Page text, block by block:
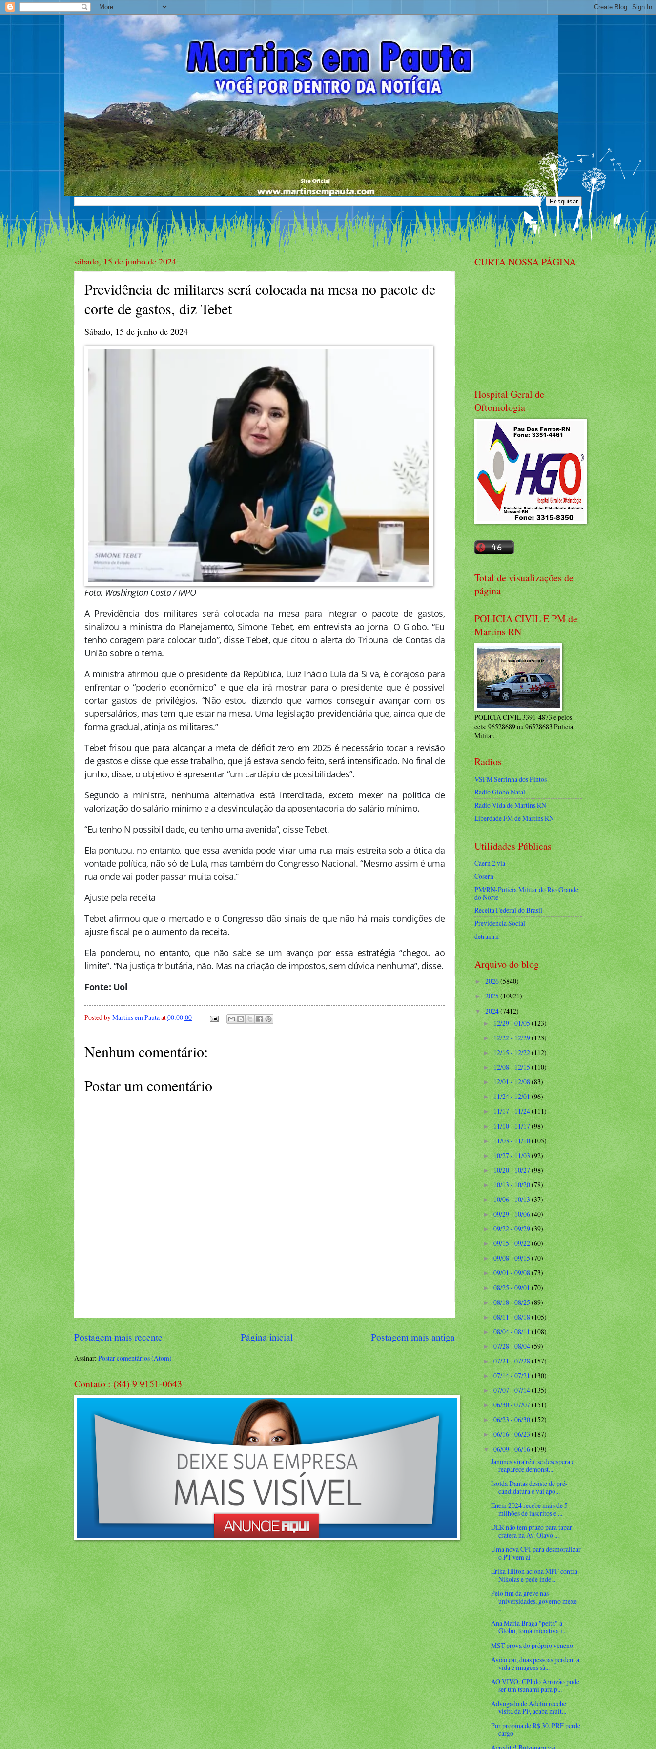
sábado, 15 de junho de 2024
Previdência de militares será colocada na mesa no pacote de
corte de gastos, diz Tebet
Sábado, 15 de junho de 2024
Foto: Washington Costa / MPO
A Previdência dos militares será colocada na mesa para integrar o pacote de gastos,
sinalizou a ministra do Planejamento, Simone Tebet, em entrevista ao jornal O Globo. “Eu
tenho coragem para colocar tudo”, disse Tebet, que citou o alerta do Tribunal de Contas da
União sobre o tema.
A ministra afirmou que o presidente da República, Luiz Inácio Lula da Silva, é corajoso para
enfrentar o “poderio econômico” e que ela irá mostrar para o presidente que é possível
cortar gastos de privilégios. “Não estou dizendo que vamos conseguir avançar com os
supersalários, mas tem que estar na mesa. Uma legislação previdenciária que, ainda que de
forma gradual, atinja os militares.”
Tebet frisou que para alcançar a meta de déficit zero em 2025 é necessário tocar a revisão
de gastos e disse que esse trabalho, que já estava sendo feito, será intensificado. No final de
junho, disse, o objetivo é apresentar “um cardápio de possibilidades”.
Segundo a ministra, nenhuma alternativa está interditada, exceto mexer na política de
valorização do salário mínimo e a desvinculação da aposentadoria do salário mínimo.
“Eu tenho N possibilidade, eu tenho uma avenida”, disse Tebet.
Ela pontuou, no entanto, que essa avenida pode virar uma rua mais estreita sob a ótica da
vontade política, não só de Lula, mas também do Congresso Nacional. “Mesmo assim é uma
rua onde vai poder passar muita coisa.”
Ajuste pela receita
Tebet afirmou que o mercado e o Congresso dão sinais de que não há mais condições de
ajuste fiscal pelo aumento da receita.
Ela ponderou, no entanto, que não sabe se um avanço por essa estratégia “chegou ao
limite”. “Na justiça tributária, não. Mas na criação de impostos, sem dúvida nenhuma”, disse.
Fonte: Uol
Posted byMartins em Pautaat00:00:00
Nenhum comentário:
Postar um comentário
Postagem mais recente Postagem mais antiga
Página inicial
Assinar:Postar comentários (Atom)
Contato : (84) 9 9151-0643
CURTA NOSSA PÁGINA
Hospital Geral de
Oftomologia
Total de visualizações de
página
POLICIA CIVIL E PM de
Martins RN
POLICIA CIVIL 3391-4873 e pelos
cels: 96528689 ou 96528683 Policia
Militar.
Radios
VSFM Serrinha dos Pintos
Radio Globo Natal
Radio Vida de Martins RN
Liberdade FM de Martins RN
Utilidades Públicas
Caern 2 via
Cosern
PM/RN-Polícia Militar do Rio Grande
do Norte
Receita Federal do Brasíl
Previdencia Social
detran.rn
Arquivo do blog
► 2026(5840)
►2025(10921)
▼2024(7412)
►12/29 - 01/05(123)
►12/22 - 12/29(123)
►12/15 - 12/22(112)
►12/08 - 12/15(110)
►12/01 - 12/08(83)
►11/24 - 12/01(96)
► 11/17 - 11/24(111)
►11/10 - 11/17(98)
►11/03 - 11/10(105)
►10/27 - 11/03(92)
►10/20 - 10/27(98)
►10/13 - 10/20(78)
►10/06 - 10/13(37)
►09/29 - 10/06(40)
►09/22 - 09/29(39)
►09/15 - 09/22(60)
► 09/08 - 09/15(70)
►09/01 - 09/08(73)
►08/25 - 09/01(70)
►08/18 - 08/25(89)
►08/11 - 08/18(105)
►08/04 - 08/11(108)
► 07/28 - 08/04(59)
►07/21 - 07/28(157)
►07/14 - 07/21(130)
►07/07 - 07/14(135)
► 06/30 - 07/07(151)
►06/23 - 06/30(152)
►06/16 - 06/23(187)
▼06/09 - 06/16(179)
Janones vira réu, se desespera e
reaparece demonst...
Isolda Dantas desiste de pré-
candidatura e vai apo...
Enem 2024 recebe mais de 5
milhões de inscritos e ...
DER não tem prazo para tapar
cratera na Av. Olavo ...
Uma nova CPI para desmoralizar
o PT vem aí
Erika Hilton aciona MPF contra
Nikolas e pede inde...
Pelo fim da greve nas
universidades, governo mexe
...
Ana Maria Braga "peita" a
Globo, toma iniciativa i...
MST prova do próprio veneno
Avião cai, duas pessoas perdem a
vida e imagens sã...
AO VIVO: CPI do Arrozão pode
ser um tsunami para p...
Advogado de Adélio recebe
visita da PF, acaba muit...
Por propina de R$ 30, PRF perde
cargo